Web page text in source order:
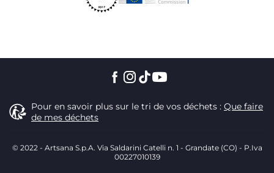
Pour en savoir plus sur le tri de vos déchets : Que faire
de mes déchets
© 2022 - Artsana S.p.A. Via Saldarini Catelli n. 1 - Grandate (CO) - P.Iva
00227010139